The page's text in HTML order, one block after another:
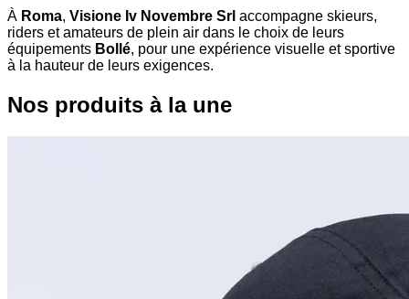
À Roma, Visione Iv Novembre Srl accompagne skieurs,
riders et amateurs de plein air dans le choix de leurs
équipements Bollé, pour une expérience visuelle et sportive
à la hauteur de leurs exigences.
Nos produits à la une